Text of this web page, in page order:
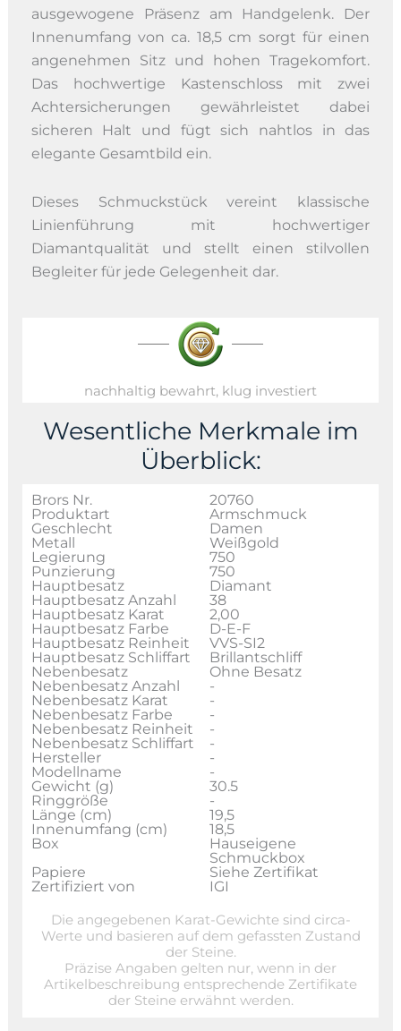
ausgewogene Präsenz am Handgelenk. Der
Innenumfang von ca. 18,5 cm sorgt für einen
angenehmen Sitz und hohen Tragekomfort.
Das hochwertige Kastenschloss mit zwei
Achtersicherungen gewährleistet dabei
sicheren Halt und fügt sich nahtlos in das
elegante Gesamtbild ein.
Dieses Schmuckstück vereint klassische
Linienführung mit hochwertiger
Diamantqualität und stellt einen stilvollen
Begleiter für jede Gelegenheit dar.
nachhaltig bewahrt, klug investiert
Wesentliche Merkmale im
Überblick:
Brors Nr.
20760
Produktart
Armschmuck
Geschlecht
Damen
Metall
Weißgold
Legierung
750
Punzierung
750
Hauptbesatz
Diamant
Hauptbesatz Anzahl
38
Hauptbesatz Karat
2,00
Hauptbesatz Farbe
D-E-F
Hauptbesatz Reinheit
VVS-SI2
Hauptbesatz Schliffart
Brillantschliff
Nebenbesatz
Ohne Besatz
Nebenbesatz Anzahl
-
Nebenbesatz Karat
-
Nebenbesatz Farbe
-
Nebenbesatz Reinheit
-
Nebenbesatz Schliffart
-
Hersteller
-
Modellname
-
Gewicht (g)
30.5
Ringgröße
-
Länge (cm)
19,5
Innenumfang (cm)
18,5
Box
Hauseigene
Schmuckbox
Papiere
Siehe Zertifikat
Zertifiziert von
IGI
Die angegebenen Karat-Gewichte sind circa-
Werte und basieren auf dem gefassten Zustand
der Steine.
Präzise Angaben gelten nur, wenn in der
Artikelbeschreibung entsprechende Zertifikate
der Steine erwähnt werden.